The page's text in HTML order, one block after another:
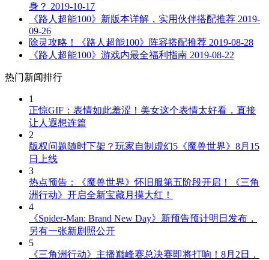
身？ 2019-10-17
《路人超能100》新版本详解，实用伙伴搭配推荐 2019-
09-26
除灵攻略！《路人超能100》阵容搭配推荐 2019-08-28
《路人超能100》游戏内最全福利指南 2019-08-22
热门新闻排行
1
正惊GIF：表情如此羞涩！美女这个表情太好看，直接
让人遐想连篇
2
版权问题随时下架？玩家自制虚幻5《魔兽世界》8月15
日上线
3
热点预告：《魔兽世界》怀旧服第五阶段开启！《三角
洲行动》开启全新宝藏月摸大红！
4
《Spider-Man: Brand New Day》新预告预计明日发布，
另有一张新剧照公开
5
《三角洲行动》主播巅峰赛总决赛即将打响！8月2日，